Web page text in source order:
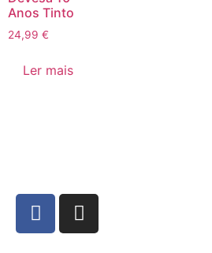
Anos Tinto
24,99 €
Ler mais